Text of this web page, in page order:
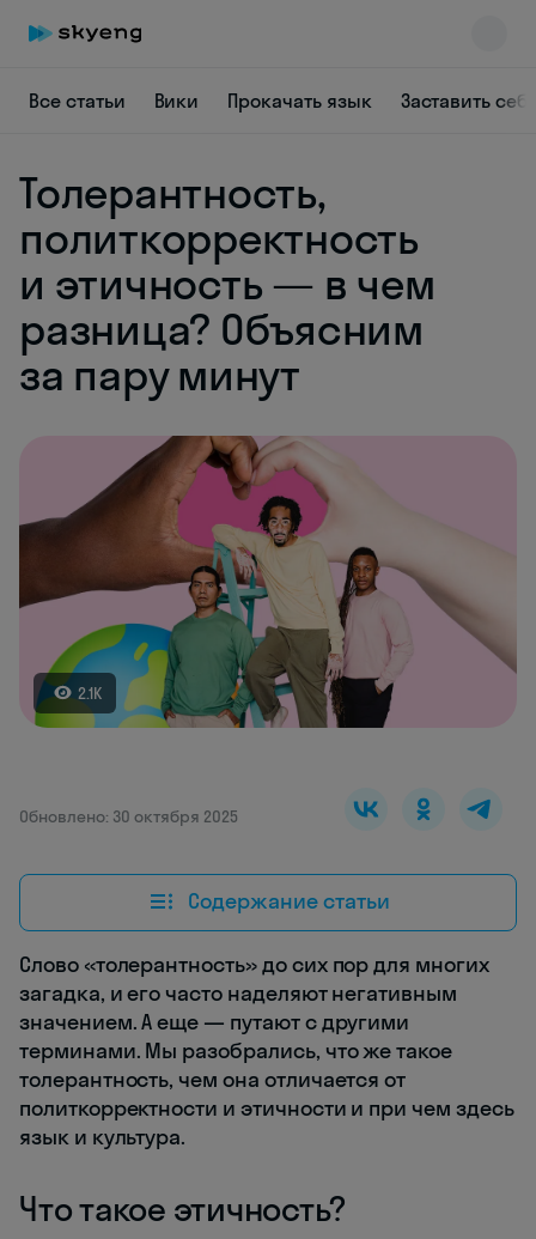
Все статьи Вики Прокачать язык Заставить
Толерантность,
политкорректность
и этичность — в чем
разница? Объясним
за пару минут
2.1K
Обновлено: 30 октября 2025
Содержание статьи
Слово «толерантность» до сих пор для многих
загадка, и его часто наделяют негативным
значением. А еще — путают с другими
терминами. Мы разобрались, что же такое
толерантность, чем она отличается от
политкорректности и этичности и при чем здесь
язык и культура.
Что такое этичность?
Skyeng Chat